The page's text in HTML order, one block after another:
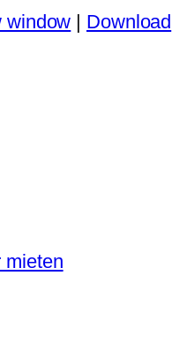
window Download
mieten